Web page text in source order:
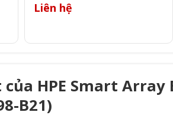
Liên hệ
HPE Smart Array
B21)